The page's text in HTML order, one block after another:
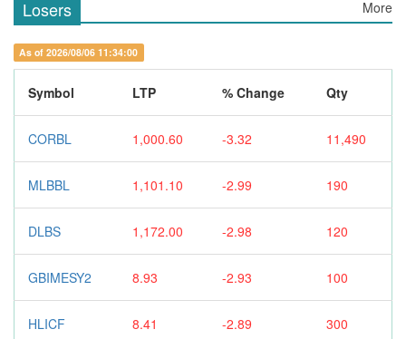
Losers More
As of 2026/08/06 11:34:00
Symbol LTP % Change Qty
CORBL 1,000.60 -3.32 11,490
MLBBL 1,101.10 -2.99 190
DLBS 1,172.00 -2.98 120
GBIMESY2 8.93 -2.93 100
HLICF 8.41 -2.89 300